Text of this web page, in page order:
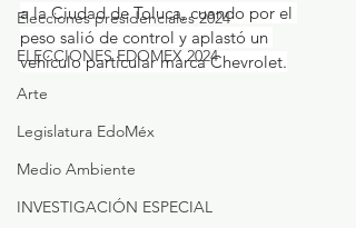
Elecciones presidenciales 2024
ELECCIONES EDOMEX 2024
Arte
Legislatura EdoMéx
Medio Ambiente
INVESTIGACIÓN ESPECIAL
a la Ciudad de Toluca, cuando por el
peso salió de control y aplastó un
vehículo particular marca Chevrolet.